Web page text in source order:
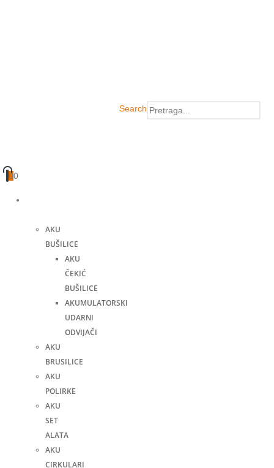
Search
00
AKU
BUŠILICE
AKU
ČEKIĆ
BUŠILICE
AKUMULATORSKI
UDARNI
ODVIJAČI
AKU
BRUSILICE
AKU
POLIRKE
AKU
SET
ALATA
AKU
CIRKULARI